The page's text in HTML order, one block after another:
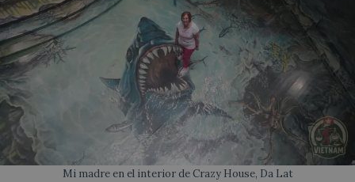
Mi madre en el interior de Crazy House, Da Lat